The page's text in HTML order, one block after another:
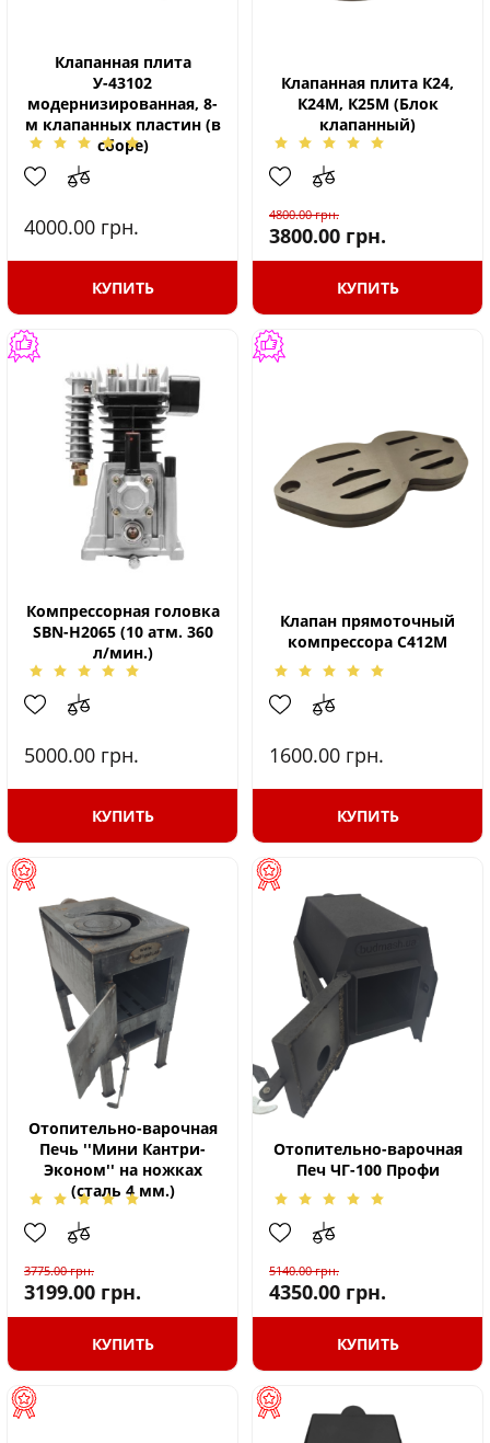
Клапанная плита
У-43102
модернизированная, 8-
м клапанных пластин (в
сборе)
4000.00 грн.
КУПИТЬ
Клапанная плита К24,
К24М, К25М (Блок
клапанный)
4800.00грн.
3800.00 грн.
КУПИТЬ
Компрессорная головка
SBN-H2065 (10 атм. 360
л/мин.)
5000.00 грн.
КУПИТЬ
Клапан прямоточный
компрессора С412М
1600.00 грн.
КУПИТЬ
Отопительно-варочная
Печь ''Мини Кантри-
Эконом'' на ножках
(сталь 4 мм.)
3775.00грн.
3199.00 грн.
КУПИТЬ
Отопительно-варочная
Печ ЧГ-100 Профи
5140.00грн.
4350.00 грн.
КУПИТЬ